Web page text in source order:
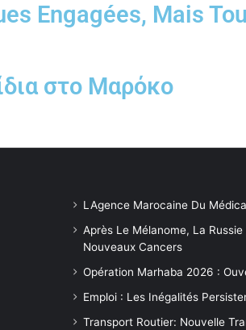
Engagées, Mais
στο Μαρόκο
LAgence Marocaine Du
Après Le Mélanome, La
Nouveaux Cancers
Opération Marhaba 2026 :
Emploi : Les Inégalités
Transport Routier: Nouvelle